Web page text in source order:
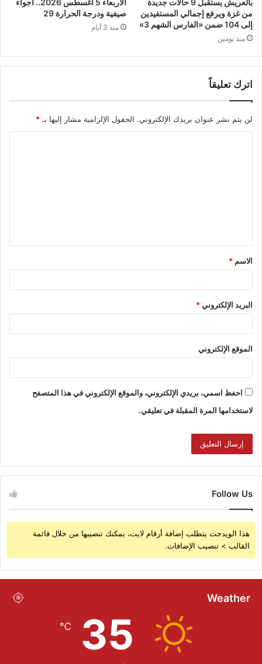
بالعريش يستقبل 9 حالات جديدة
من غزة ويرفع إجمالي المستفيدين
إلى 104 ضمن «الفارس الشهم 3»
منذ يومين
الأربعاء 5 أغسطس 2026.. أجواء
صيفية ودرجة الحرارة 29
منذ 3 أيام
اترك تعليقاً
لن يتم نشر عنوان بريدك الإلكتروني. الحقول الإلزامية مشار إليها بـ *
الاسم *
البريد الإلكتروني*
الموقع الإلكتروني
احفظ اسمي، بريدي الإلكتروني، والموقع الإلكتروني في هذا المتصفح
لاستخدامها المرة المقبلة في تعليقي.
Follow Us
هذا الويدجت يتطلب إضافة أرقام لايت، يمكنك تنصيبها من خلال قائمة
القالب > تنصيب الإضافات.
Weather
35
℃